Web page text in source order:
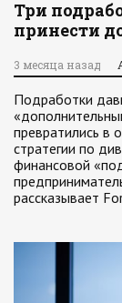
Три
принести
3 месяца назад
Подработки
превратились в
стратегии по
финансовой
рассказывает